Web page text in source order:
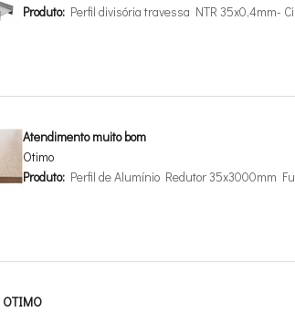
Produto: Perfil divisória travessa NTR 35x0,4mm-
Atendimento muito bom
Otimo
Produto: Perfil de Alumínio Redutor 35x3000mm
OTIMO